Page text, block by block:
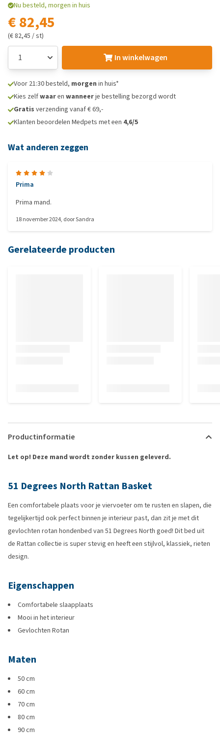
Nu besteld, morgen in huis
€ 82,45
(€ 82,45 / st)
In winkelwagen
Voor 21:30 besteld, morgen in huis*
Kies zelfwaaren wanneerje bestelling bezorgd wordt
Gratis verzending vanaf € 69,-
Klanten beoordelen Medpets met een 4,6/5
Wat anderen zeggen
Prima
Prima mand.
18 november 2024, doorSandra
Gerelateerde producten
Productinformatie
Let op! Deze mand wordt zonder kussen geleverd.
51 Degrees North Rattan Basket
Een comfortabele plaats voor je viervoeter om te rusten en slapen, die
tegelijkertijd ook perfect binnen je interieur past, dan zit je met dit
gevlochten rotan hondenbed van 51 Degrees North goed! Dit bed uit
de Rattan collectie is super stevig en heeft een stijlvol, klassiek, rieten
design.
Eigenschappen
Comfortabele slaapplaats
Mooi in het interieur
Gevlochten Rotan
Maten
50 cm
60 cm
70 cm
80 cm
90 cm